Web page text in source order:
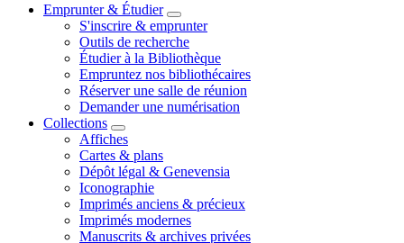
Emprunter & Étudier
S'inscrire & emprunter
Outils de recherche
Étudier à la Bibliothèque
Empruntez nos bibliothécaires
Réserver une salle de réunion
Demander une numérisation
Collections
Affiches
Cartes & plans
Dépôt légal & Genevensia
Iconographie
Imprimés anciens & précieux
Imprimés modernes
Manuscrits & archives privées